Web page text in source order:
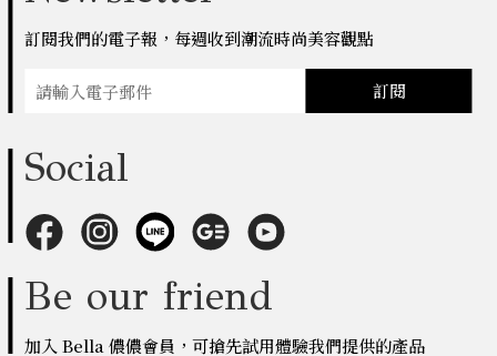
訂閱我們的電子報，每週收到潮流時尚美容觀點
訂閱
Social
Be our friend
加入 Bella 儂儂會員，可搶先試用體驗我們提供的產品